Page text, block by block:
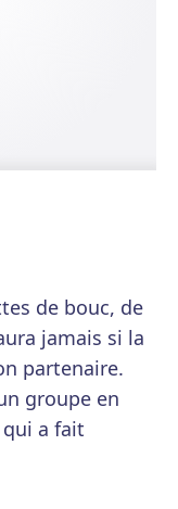
de bouc, de
jamais si la
partenaire.
groupe en
a fait